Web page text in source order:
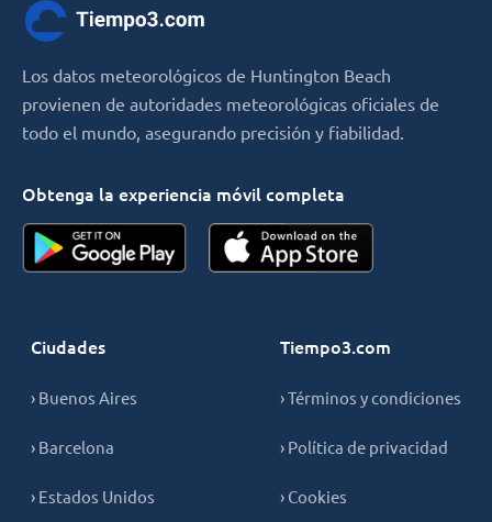
Los datos meteorológicos de Huntington Beach
provienen de autoridades meteorológicas oficiales de
todo el mundo, asegurando precisión y fiabilidad.
Obtenga la experiencia móvil completa
Ciudades
› Buenos Aires
› Barcelona
› Estados Unidos
Tiempo3.com
› Términos y condiciones
› Política de privacidad
› Cookies